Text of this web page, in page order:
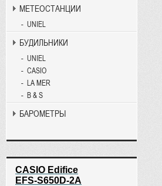
МЕТЕОСТАНЦИИ
UNIEL
БУДИЛЬНИКИ
UNIEL
CASIO
LA MER
B & S
БАРОМЕТРЫ
CASIO Edifice
EFS-S650D-2A